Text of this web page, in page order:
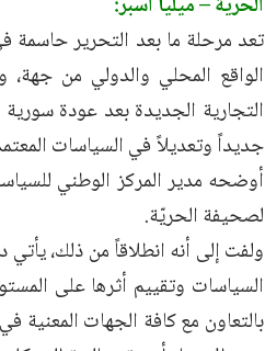
تعد مرحلة ما بعد التحرير حاسمة
الواقع المحلي والدولي من جهة،
التجارية الجديدة بعد عودة
جديداً وتعديلاً في السياسات
أوضحه مدير المركز الوطني
لصحيفة الحريّة.
ولفت إلى أنه انطلاقاً من ذلك،
السياسات وتقييم أثرها على
بالتعاون مع كافة الجهات المعنية